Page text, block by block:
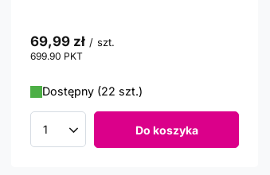
69,99 zł / szt.
699.90 PKT
Dostępny (22 szt.)
Ilość produktów Do koszyka